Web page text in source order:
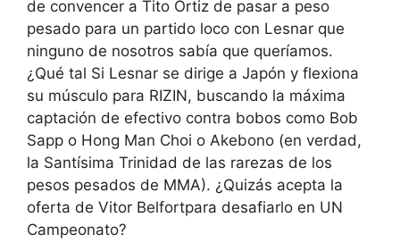
de convencer a Tito Ortiz de pasar a peso
pesado para un partido loco con Lesnar que
ninguno de nosotros sabía que queríamos.
¿Qué tal Si Lesnar se dirige a Japón y flexiona
su músculo para RIZIN, buscando la máxima
captación de efectivo contra bobos como Bob
Sapp o Hong Man Choi o Akebono (en verdad,
la Santísima Trinidad de las rarezas de los
pesos pesados de MMA). ¿Quizás acepta la
oferta de Vitor Belfortpara desafiarlo en UN
Campeonato?